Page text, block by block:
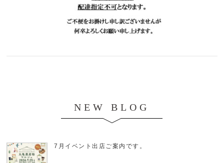
NEW BLOG
7月イベント出店ご案内です。